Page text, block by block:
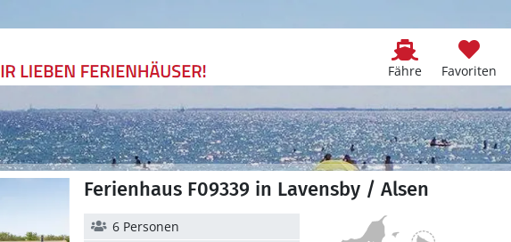
Fähre Favoriten
Ferienhaus F09339 in Lavensby / Alsen
6 Personen